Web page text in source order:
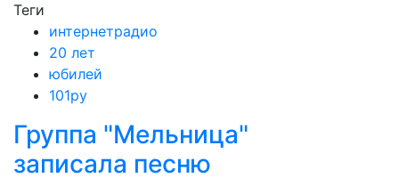
Теги
интернетрадио
20 лет
юбилей
101ру
Группа "Мельница"
записала песню